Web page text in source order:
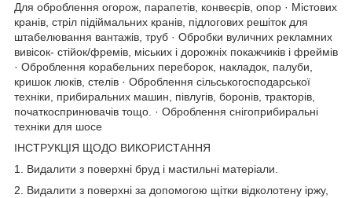
Для оброблення огорож, парапетів, конвеєрів, опор · Містових
кранів, стріл підіймальних кранів, підлогових решіток для
штабелювання вантажів, труб · Обробки вуличних рекламних
вивісок- стійок/фремів, міських і дорожніх покажчиків і фреймів
· Оброблення корабельних переборок, накладок, палуби,
кришок люків, стелів · Оброблення сільськогосподарської
техніки, прибиральних машин, півлугів, боронів, тракторів,
початкоспринювачів тощо. · Оброблення снігоприбиральні
техніки для шосе
ІНСТРУКЦІЯ ЩОДО ВИКОРИСТАННЯ
1. Видалити з поверхні бруд і мастильні матеріали.
2. Видалити з поверхні за допомогою щітки відколотену іржу,